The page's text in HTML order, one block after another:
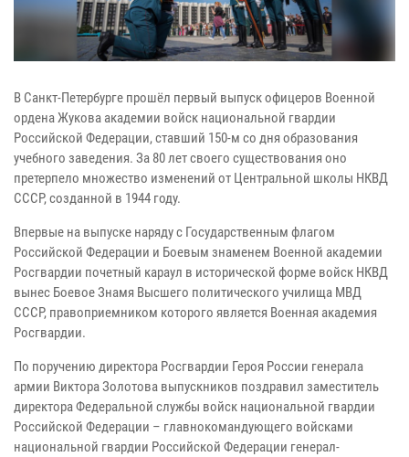
В Санкт-Петербурге прошёл первый выпуск офицеров Военной
ордена Жукова академии войск национальной гвардии
Российской Федерации, ставший 150-м со дня образования
учебного заведения. За 80 лет своего существования оно
претерпело множество изменений от Центральной школы НКВД
СССР, созданной в 1944 году.
Впервые на выпуске наряду с Государственным флагом
Российской Федерации и Боевым знаменем Военной академии
Росгвардии почетный караул в исторической форме войск НКВД
вынес Боевое Знамя Высшего политического училища МВД
СССР, правоприемником которого является Военная академия
Росгвардии.
По поручению директора Росгвардии Героя России генерала
армии Виктора Золотова выпускников поздравил заместитель
директора Федеральной службы войск национальной гвардии
Российской Федерации – главнокомандующего войсками
национальной гвардии Российской Федерации генерал-